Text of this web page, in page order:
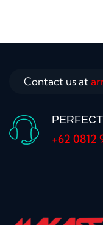
Contact us at
+62 0812